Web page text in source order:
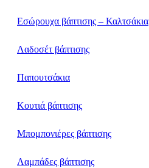
Εσώρουχα βάπτισης – Καλτσάκια
Λαδοσέτ βάπτισης
Παπουτσάκια
Κουτιά βάπτισης
Μπομπονιέρες βάπτισης
Λαμπάδες βάπτισης